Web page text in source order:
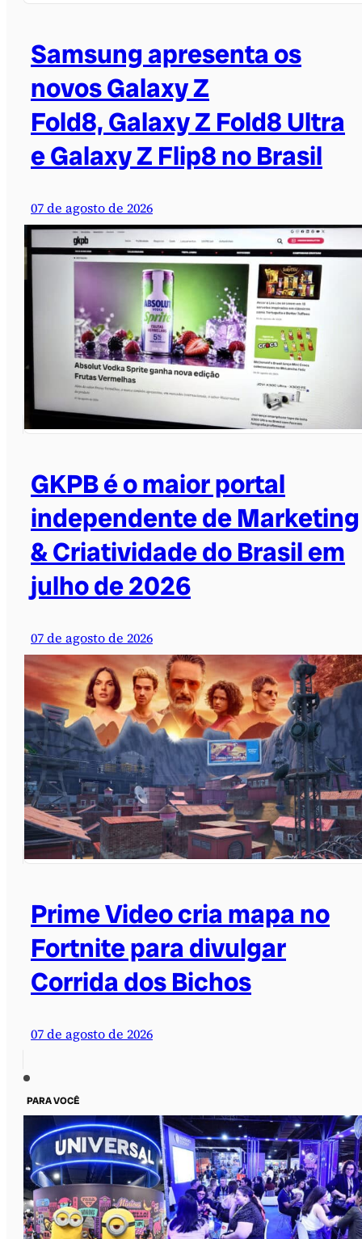
Samsung apresenta os
novos Galaxy Z
Fold8, Galaxy Z Fold8 Ultra
e Galaxy Z Flip8 no Brasil
07 de agosto de 2026
GKPB é o maior portal
independente de Marketing
& Criatividade do Brasil em
julho de 2026
07 de agosto de 2026
Prime Video cria mapa no
Fortnite para divulgar
Corrida dos Bichos
07 de agosto de 2026
PARA VOCÊ